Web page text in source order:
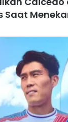
Saat